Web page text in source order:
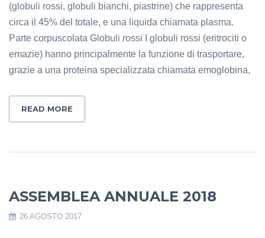
(globuli rossi, globuli bianchi, piastrine) che rappresenta
circa il 45% del totale, e una liquida chiamata plasma.
Parte corpuscolata Globuli rossi I globuli rossi (eritrociti o
emazie) hanno principalmente la funzione di trasportare,
grazie a una proteina specializzata chiamata emoglobina,
READ MORE
ASSEMBLEA ANNUALE 2018
26 AGOSTO 2017